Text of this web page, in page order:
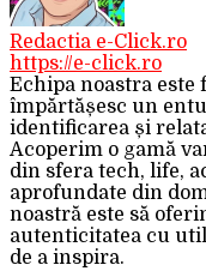
Redactia e-Click.ro
https://e-click.ro
Echipa noastra
împărtășesc un
identificarea și
Acoperim o gamă
din sfera tech, life,
aprofundate din
noastră este să
autenticitatea cu
de a inspira.